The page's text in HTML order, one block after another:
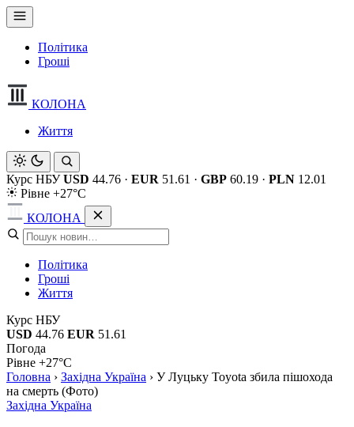
Політика
Гроші
КОЛОНА
Життя
Курс НБУ USD 44.76 · EUR 51.61 · GBP 60.19 · PLN 12.01
Рівне +27°C
КОЛОНА
Політика
Гроші
Життя
Курс НБУ
USD 44.76 EUR 51.61
Погода
Рівне +27°C
Головна › Західна Україна › У Луцьку Toyota збила пішохода
на смерть (Фото)
Західна Україна